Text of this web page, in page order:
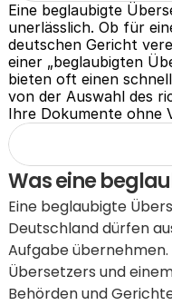
Eine beglaubigte
unerlässlich. Ob für
deutschen Gericht
einer „beglaubigten
bieten oft einen
von der Auswahl des
Ihre Dokumente ohne
Was eine
Eine beglaubigte
Deutschland dürfen
Aufgabe
Übersetzers und
Behörden und